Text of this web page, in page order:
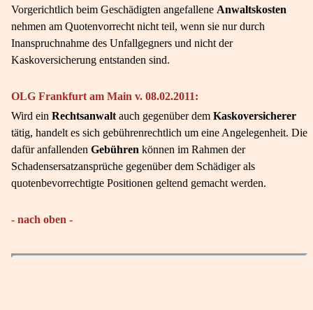
Vorgerichtlich beim Geschädigten angefallene Anwaltskosten
nehmen am Quotenvorrecht nicht teil, wenn sie nur durch
Inanspruchnahme des Unfallgegners und nicht der
Kaskoversicherung entstanden sind.
OLG Frankfurt am Main v. 08.02.2011:
Wird ein Rechtsanwalt auch gegenüber dem Kaskoversicherer
tätig, handelt es sich gebührenrechtlich um eine Angelegenheit. Die
dafür anfallenden Gebühren können im Rahmen der
Schadensersatzansprüche gegenüber dem Schädiger als
quotenbevorrechtigte Positionen geltend gemacht werden.
- nach oben -